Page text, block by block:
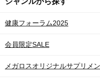
健康フォーラム2025
会員限定SALE
メガロスオリジナルサプリメ